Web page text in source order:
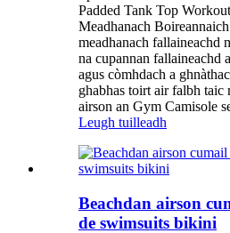
Padded Tank Top
Meadhanach
meadhanach fallaineachd
na cupannan fallaineachd
agus còmhdach a
ghabhas toirt air falbh taic
airson an Gym Camisole
Leugh tuilleadh
Beachdan airson
de swimsuits bikini